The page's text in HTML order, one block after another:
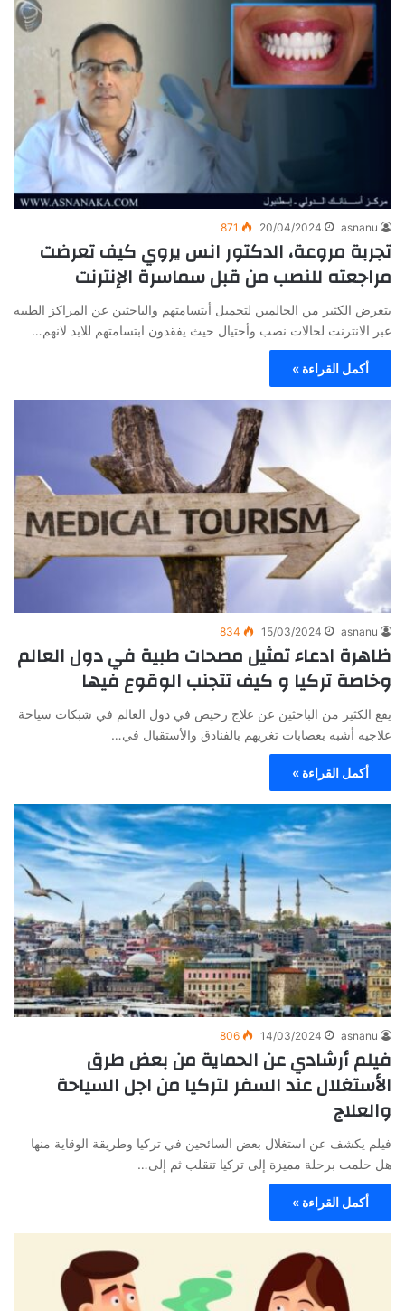
asnanu
20/04/2024
871
تجربة مروعة، الدكتور انس يروي كيف تعرضت
مراجعته للنصب من قبل سماسرة الإنترنت
يتعرض الكثير من الحالمين لتجميل أبتسامتهم والباحثين عن المراكز الطبيه
عبر الانترنت لحالات نصب وأحتيال حيث يفقدون ابتسامتهم للابد لانهم…
أكمل القراءة »
asnanu
15/03/2024
834
ظاهرة ادعاء تمثيل مصحات طبية في دول العالم
وخاصة تركيا و كيف تتجنب الوقوع فيها
يقع الكثير من الباحثين عن علاج رخيص في دول العالم في شبكات سياحة
علاجيه أشبه بعصابات تغريهم بالفنادق والأستقبال في…
أكمل القراءة »
asnanu
14/03/2024
806
فيلم أرشادي عن الحماية من بعض طرق
الأستغلال عند السفر لتركيا من اجل السياحة
والعلاج
فيلم يكشف عن استغلال بعض السائحين في تركيا وطريقة الوقاية منها
هل حلمت برحلة مميزة إلى تركيا تنقلب ثم إلى…
أكمل القراءة »